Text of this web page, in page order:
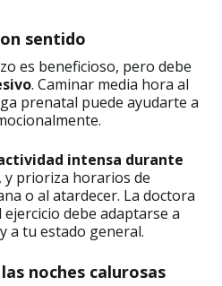
sentido
es beneficioso, pero debe
. Caminar media hora al
prenatal puede ayudarte a
intensa durante
, y prioriza horarios de
o al atardecer. La doctora
debe adaptarse a
a tu estado general.
noches calurosas